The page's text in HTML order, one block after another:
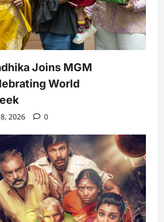
Joins MGM
World
2026 0